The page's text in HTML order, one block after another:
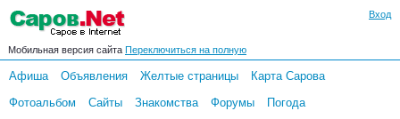
Вход
Мобильная версия сайта Переключиться на полную
Афиша Объявления Желтые страницы
Карта Сарова
Фотоальбом
Сайты Знакомства Форумы Погода